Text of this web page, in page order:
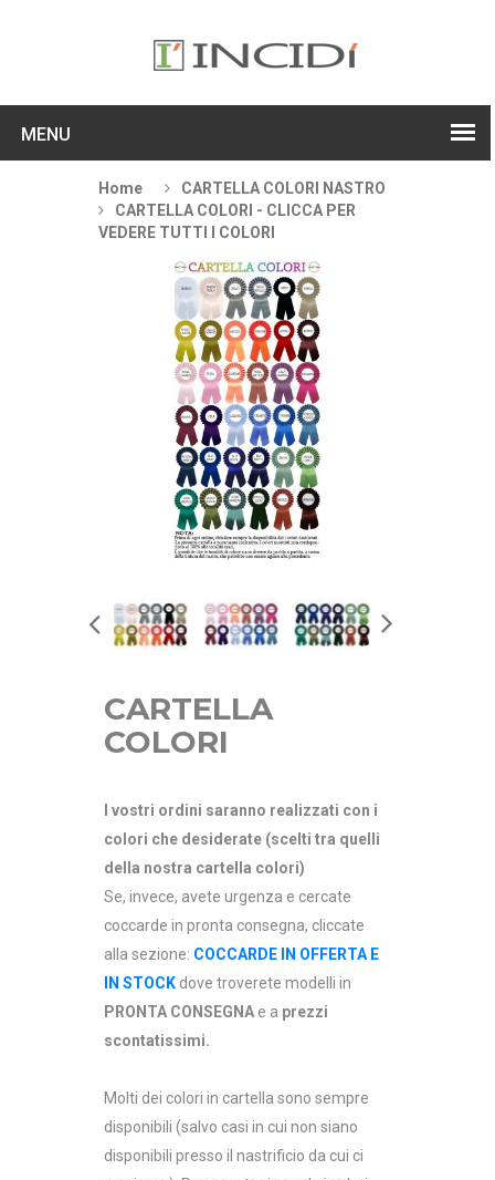
MENU
Home
CARTELLA COLORI NASTRO
CARTELLA COLORI - CLICCA PER
VEDERE TUTTI I COLORI
CARTELLA
COLORI
I vostri ordini saranno realizzati con i
colori che desiderate (scelti tra quelli
della nostra cartella colori)
Se, invece, avete urgenza e cercate
coccarde in pronta consegna, cliccate
alla sezione: COCCARDE IN OFFERTA E
IN STOCK dove troverete modelli in
PRONTA CONSEGNA e a prezzi
scontatissimi.
Molti dei colori in cartella sono sempre
disponibili (salvo casi in cui non siano
disponibili presso il nastrificio da cui ci